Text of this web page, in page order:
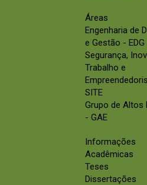
Áreas
Engenharia de
e Gestão - EDG
Segurança,
Trabalho e
SITE
Grupo de Altos
- GAE
Informações
Acadêmicas
Teses
Dissertações